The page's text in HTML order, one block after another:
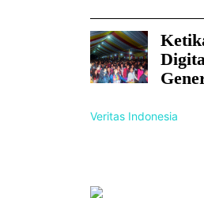
Veritas Indonesia